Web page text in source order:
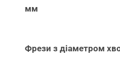
мм
Фрези з діаметром